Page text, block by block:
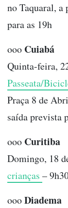
no Taquaral, a
para as 19h
ooo Cuiabá
Quinta-feira,
Passeata/
Praça 8 de
saída prevista
ooo Curitiba
Domingo, 18
crianças –
oooDiadema